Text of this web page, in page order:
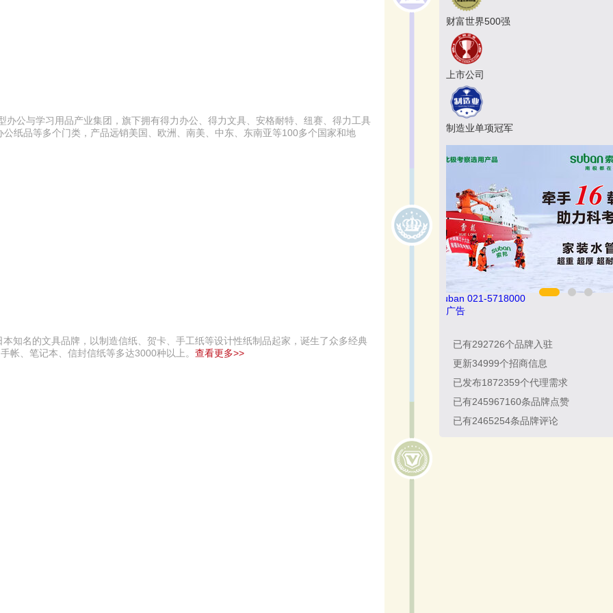
公与学习用品产业集团，旗下拥有得力办公、得力文具、安格耐特、纽赛、得力工具
纸品等多个门类，产品远销美国、欧洲、南美、中东、东南亚等100多个国家和地
知名的文具品牌，以制造信纸、贺卡、手工纸等设计性纸制品起家，诞生了众多经典
帐、笔记本、信封信纸等多达3000种以上。 查看更多>>
财富世界500强
上市公司
制造业单项冠军
巧夺天工 400-189-0909
广告
已有292726个品牌入驻
更新34999个招商信息
已发布1872359个代理需求
已有245967160条品牌点赞
已有2465254条品牌评论